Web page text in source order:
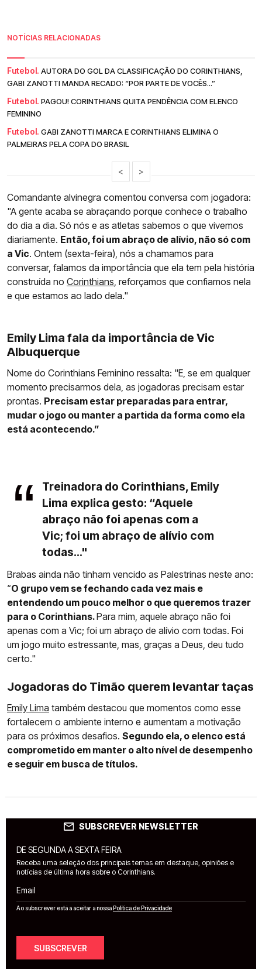
NOTÍCIAS RELACIONADAS
Futebol. AUTORA DO GOL DA CLASSIFICAÇÃO DO CORINTHIANS,
GABI ZANOTTI MANDA RECADO: “POR PARTE DE VOCÊS...”
Futebol. PAGOU! CORINTHIANS QUITA PENDÊNCIA COM ELENCO
FEMININO
Futebol. GABI ZANOTTI MARCA E CORINTHIANS ELIMINA O
PALMEIRAS PELA COPA DO BRASIL
< >
Comandante alvinegra comentou conversa com jogadora:
"A gente acaba se abraçando porque conhece o trabalho
do dia a dia. Só nós e as atletas sabemos o que vivemos
diariamente. Então, foi um abraço de alívio, não só com
a Vic. Ontem (sexta-feira), nós a chamamos para
conversar, falamos da importância que ela tem pela história
construída no Corinthians, reforçamos que confiamos nela
e que estamos ao lado dela."
Emily Lima fala da importância de Vic
Albuquerque
Nome do Corinthians Feminino ressalta: "E, se em qualquer
momento precisarmos dela, as jogadoras precisam estar
prontas. Precisam estar preparadas para entrar,
mudar o jogo ou manter a partida da forma como ela
está acontecendo.”
Treinadora do Corinthians, Emily
Lima explica gesto: “Aquele
abraço não foi apenas com a
Vic; foi um abraço de alívio com
todas..."
Brabas ainda não tinham vencido as Palestrinas neste ano:
“O grupo vem se fechando cada vez mais e
entendendo um pouco melhor o que queremos trazer
para o Corinthians.Para mim, aquele abraço não foi
apenas com a Vic; foi um abraço de alívio com todas. Foi
um jogo muito estressante, mas, graças a Deus, deu tudo
certo."
Jogadoras do Timão querem levantar taças
Emily Lima também destacou que momentos como esse
fortalecem o ambiente interno e aumentam a motivação
para os próximos desafios. Segundo ela, o elenco está
comprometido em manter o alto nível de desempenho
e seguir em busca de títulos.
SUBSCREVER NEWSLETTER
DE SEGUNDA A SEXTA FEIRA
Receba uma seleção dos principais temas em destaque, opiniões e
notícias de última hora sobre o Corinthians.
Email
Ao subscrever está a aceitar a nossaPolítica de Privacidade
SUBSCREVER